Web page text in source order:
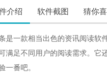
介绍 软件截图 猜你
是一款相当出色的资讯阅读软
满足不同用户的阅读需求。它
一番吧。